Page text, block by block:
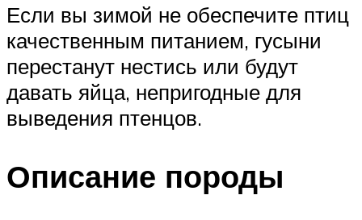
Если вы зимой не обеспечите птиц
качественным питанием, гусыни
перестанут нестись или будут
давать яйца, непригодные для
выведения птенцов.
Описание породы